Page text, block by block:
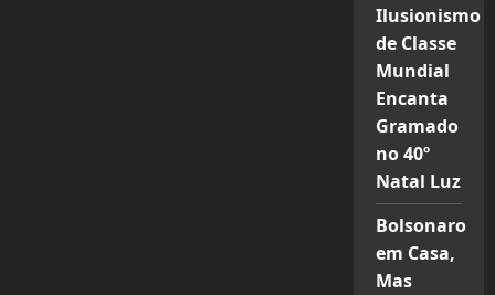
Ilusionismo
de Classe
Mundial
Encanta
Gramado
no 40º
Natal Luz
Bolsonaro
em Casa,
Mas